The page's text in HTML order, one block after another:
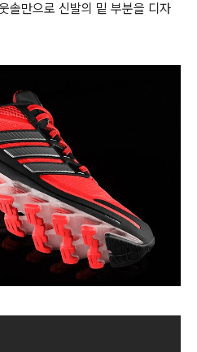
솔만으로 신발의 밑 부분을 디자